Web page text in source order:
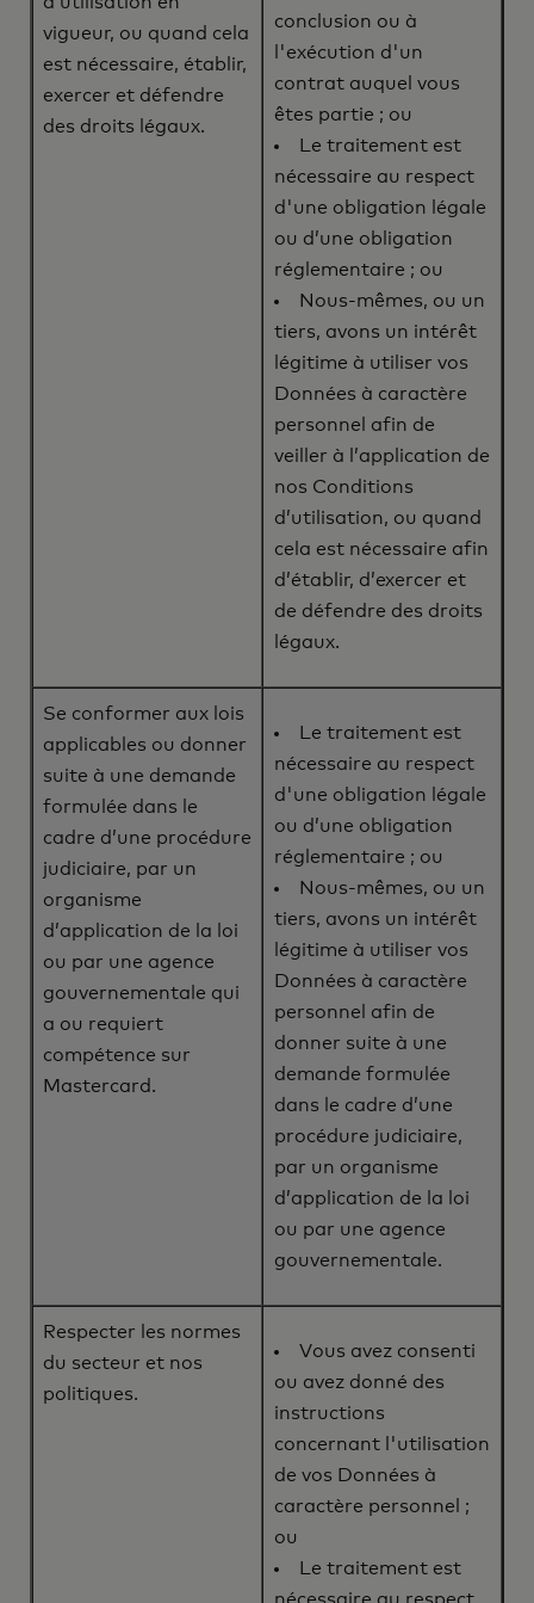
vigueur, ou quand cela
est nécessaire, établir,
exercer et défendre
des droits légaux.
conclusion ou à
l'exécution d'un
contrat auquel vous
êtes partie ; ou
Le traitement est
nécessaire au respect
d'une obligation légale
ou d’une obligation
réglementaire ; ou
Nous-mêmes, ou un
tiers, avons un intérêt
légitime à utiliser vos
Données à caractère
personnel afin de
veiller à l’application de
nos Conditions
d’utilisation, ou quand
cela est nécessaire afin
d’établir, d’exercer et
de défendre des droits
légaux.
Se conformer aux lois
applicables ou donner
suite à une demande
formulée dans le
cadre d’une procédure
judiciaire, par un
organisme
d’application de la loi
ou par une agence
gouvernementale qui
a ou requiert
compétence sur
Mastercard.
Le traitement est
nécessaire au respect
d'une obligation légale
ou d’une obligation
réglementaire ; ou
Nous-mêmes, ou un
tiers, avons un intérêt
légitime à utiliser vos
Données à caractère
personnel afin de
donner suite à une
demande formulée
dans le cadre d’une
procédure judiciaire,
par un organisme
d’application de la loi
ou par une agence
gouvernementale.
Respecter les normes
du secteur et nos
politiques.
Vous avez consenti
ou avez donné des
instructions
concernant l'utilisation
de vos Données à
caractère personnel ;
ou
Le traitement est